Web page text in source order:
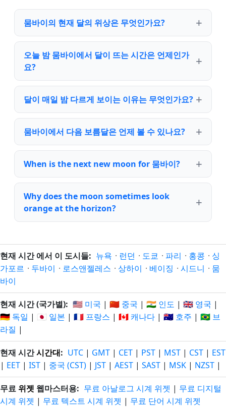
뭄바이의 현재 달의 위상은 무엇인가요?
오늘 밤 뭄바이에서 달이 뜨는 시간은 언제인가
요?
달이 매일 밤 다르게 보이는 이유는 무엇인가요?
뭄바이에서 다음 보름달은 언제 볼 수 있나요?
When is the next new moon for 뭄바이?
Why does the moon sometimes look
orange at the horizon?
현재 시간 에서 이 도시들: 뉴욕 · 런던 · 도쿄 · 파리 · 홍콩 · 싱
가포르 · 두바이 · 로스앤젤레스 · 상하이 · 베이징 · 시드니 · 뭄
바이
현재 시간 (국가별): 🇺🇸 미국 | 🇨🇳 중국 | 🇮🇳 인도 | 🇬🇧 영국 |
🇩🇪 독일 | 🇯🇵 일본 | 🇫🇷 프랑스 | 🇨🇦 캐나다 | 🇦🇺 호주 | 🇧🇷 브
라질 |
현재 시간시간대: UTC | GMT | CET | PST | MST | CST | EST
| EET | IST | 중국 (CST) | JST | AEST | SAST | MSK | NZST |
무료 위젯 웹마스터용: 무료 아날로그 시계 위젯 | 무료 디지털
시계 위젯 | 무료 텍스트 시계 위젯 | 무료 단어 시계 위젯